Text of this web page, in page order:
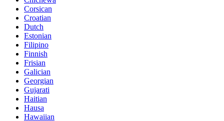
Corsican
Croatian
Dutch
Estonian
Filipino
Finnish
Frisian
Galician
Georgian
Gujarati
Haitian
Hausa
Hawaiian